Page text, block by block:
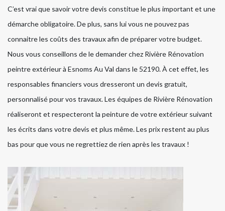
C’est vrai que savoir votre devis constitue le plus important et une
démarche obligatoire. De plus, sans lui vous ne pouvez pas
connaitre les coûts des travaux afin de préparer votre budget.
Nous vous conseillons de le demander chez Rivière Rénovation
peintre extérieur à Esnoms Au Val dans le 52190. À cet effet, les
responsables financiers vous dresseront un devis gratuit,
personnalisé pour vos travaux. Les équipes de Rivière Rénovation
réaliseront et respecteront la peinture de votre extérieur suivant
les écrits dans votre devis et plus même. Les prix restent au plus
bas pour que vous ne regrettiez de rien après les travaux !